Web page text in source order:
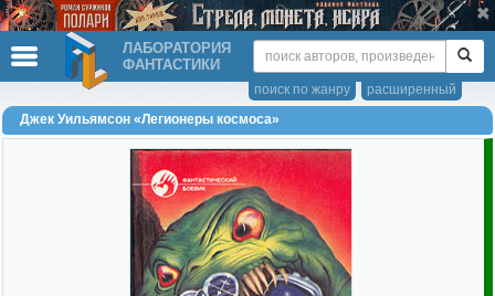
ЛАБОРАТОРИЯ
ФАНТАСТИКИ
расширенный
поиск по жанру
Джек Уильямсон «Легионеры космоса»